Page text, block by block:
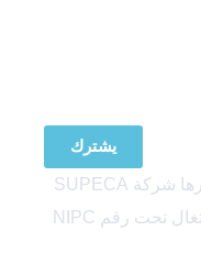
يشترك
ذا بلو بورتوغال هي علامة تجارية تديرها شركة SUPECA
GOLDEN, LDA، المسجلة في البرتغال تحت رقم NIPC